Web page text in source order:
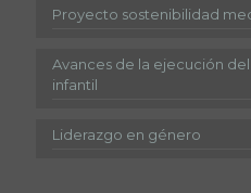
Proyecto sostenibilidad
Avances de la ejecución
infantil
Liderazgo en género